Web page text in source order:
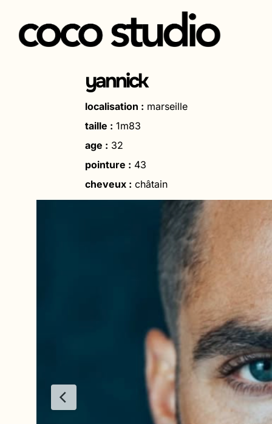
Aller
yannick
localisation : marseille
taille : 1m83
age : 32
pointure : 43
cheveux : châtain